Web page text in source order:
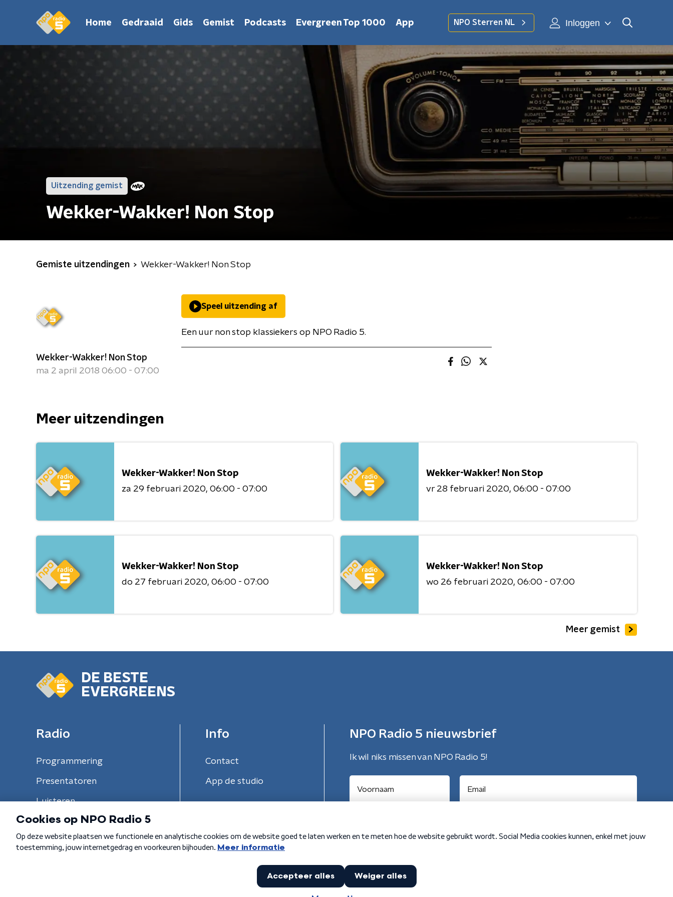
Home Gedraaid Gids Gemist Podcasts Evergreen Top 1000 App NPO Sterren NL Inloggen
Uitzending gemist
Wekker-Wakker! Non Stop
Gemiste uitzendingen Wekker-Wakker! Non Stop
Wekker-Wakker! Non Stop
ma 2 april 2018 06:00 - 07:00
Speel uitzending af
Een uur non stop klassiekers op NPO Radio 5.
Meer uitzendingen
Wekker-Wakker! Non Stop
za 29 februari 2020 06:00 - 07:00
Wekker-Wakker! Non Stop
vr 28 februari 2020 06:00 - 07:00
Wekker-Wakker! Non Stop
do 27 februari 2020 06:00 - 07:00
Wekker-Wakker! Non Stop
wo 26 februari 2020 06:00 - 07:00
Meer gemist
DE BESTE
EVERGREENS
Radio
Programmering
Presentatoren
Luisteren
Info
Contact
App de studio
NPO Radio 5 nieuwsbrief
Ik wil niks missen van NPO Radio 5!
Algemene voorwaarden Privacybeleid